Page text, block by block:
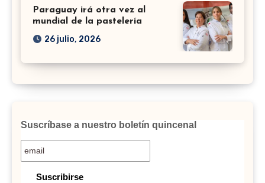
Paraguay irá otra vez al
mundial de la pastelería
26 julio, 2026
Suscríbase a nuestro boletín quincenal